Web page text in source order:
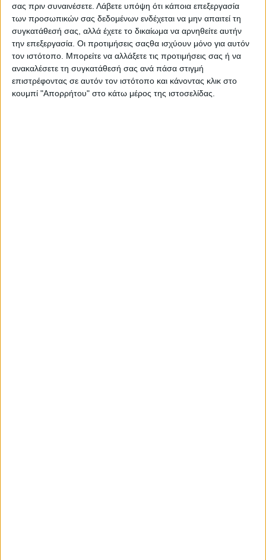
σας πριν συναινέσετε. Λάβετε υπόψη ότι κάποια επεξεργασία
των προσωπικών σας δεδομένων ενδέχεται να μην απαιτεί τη
συγκατάθεσή σας, αλλά έχετε το δικαίωμα να αρνηθείτε αυτήν
την επεξεργασία. Οι προτιμήσεις σαςθα ισχύουν μόνο για αυτόν
τον ιστότοπο. Μπορείτε να αλλάξετε τις προτιμήσεις σας ή να
ανακαλέσετε τη συγκατάθεσή σας ανά πάσα στιγμή
επιστρέφοντας σε αυτόν τον ιστότοπο και κάνοντας κλικ στο
κουμπί "Απορρήτου" στο κάτω μέρος της ιστοσελίδας.
-3- πολεμικά τυφέκια τύπου ΑΚ-47Kalashnikovμε ισάριθμους
γεμιστήρες,
-1- ξιφολόγχη, ενσωματωμένη στο ένα από τα πολεμικά
τυφέκια,
-15- τεμάχια εκρηκτικής ύλης «ΤΝΤ», συνολικού βάρους -6-
κιλών,